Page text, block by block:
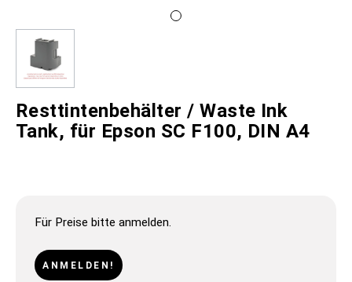
Resttintenbehälter / Waste Ink
Tank, für Epson SC F100, DIN A4
Für Preise bitte anmelden.
ANMELDEN!